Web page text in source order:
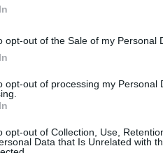
opt-out of the Sale of my Personal
opt-out of processing my Personal
opt-out of Collection, Use,
Data that Is Unrelated with
Ελλάδα, ανέφερε ότι
συνόρων,
μεταναστευτική
μεταναστευτική
των ροών και την αύξηση